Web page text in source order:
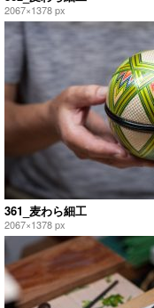
2067×1378 px
361_麦わら細工
2067×1378 px